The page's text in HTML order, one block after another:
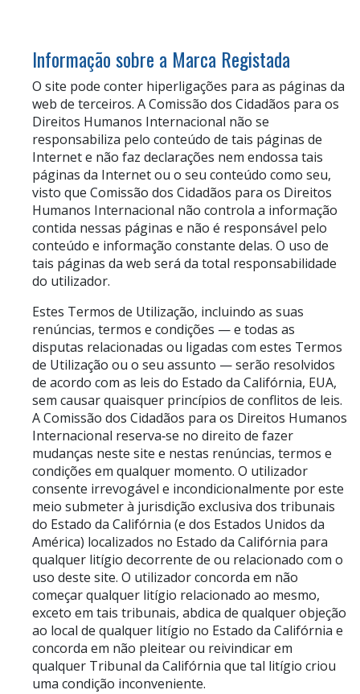
Informação sobre a Marca Registada
O site pode conter hiperligações para as páginas da
web de terceiros. A Comissão dos Cidadãos para os
Direitos Humanos Internacional não se
responsabiliza pelo conteúdo de tais páginas de
Internet e não faz declarações nem endossa tais
páginas da Internet ou o seu conteúdo como seu,
visto que Comissão dos Cidadãos para os Direitos
Humanos Internacional não controla a informação
contida nessas páginas e não é responsável pelo
conteúdo e informação constante delas. O uso de
tais páginas da web será da total responsabilidade
do utilizador.
Estes Termos de Utilização, incluindo as suas
renúncias, termos e condições — e todas as
disputas relacionadas ou ligadas com estes Termos
de Utilização ou o seu assunto — serão resolvidos
de acordo com as leis do Estado da Califórnia, EUA,
sem causar quaisquer princípios de conflitos de leis.
A Comissão dos Cidadãos para os Direitos Humanos
Internacional reserva‑se no direito de fazer
mudanças neste site e nestas renúncias, termos e
condições em qualquer momento. O utilizador
consente irrevogável e incondicionalmente por este
meio submeter à jurisdição exclusiva dos tribunais
do Estado da Califórnia (e dos Estados Unidos da
América) localizados no Estado da Califórnia para
qualquer litígio decorrente de ou relacionado com o
uso deste site. O utilizador concorda em não
começar qualquer litígio relacionado ao mesmo,
exceto em tais tribunais, abdica de qualquer objeção
ao local de qualquer litígio no Estado da Califórnia e
concorda em não pleitear ou reivindicar em
qualquer Tribunal da Califórnia que tal litígio criou
uma condição inconveniente.